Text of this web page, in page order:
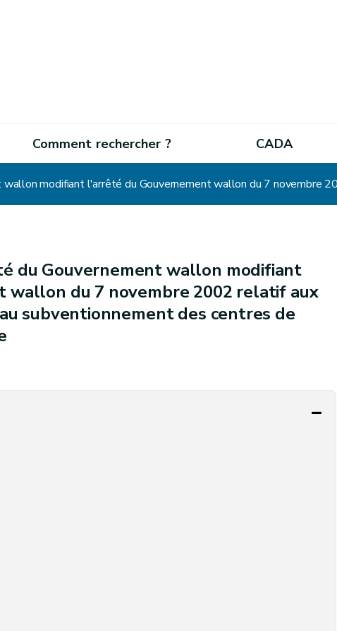
Comment rechercher ? CADA
du Gouvernement wallon modifiant
wallon du 7 novembre 2002 relatif aux
subventionnement des centres de